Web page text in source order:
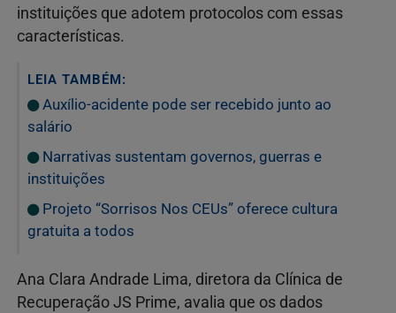
instituições que adotem protocolos com essas
características.
LEIA TAMBÉM:
Auxílio-acidente pode ser recebido junto ao
salário
Narrativas sustentam governos, guerras e
instituições
Projeto “Sorrisos Nos CEUs” oferece cultura
gratuita a todos
Ana Clara Andrade Lima, diretora da Clínica de
Recuperação JS Prime, avalia que os dados